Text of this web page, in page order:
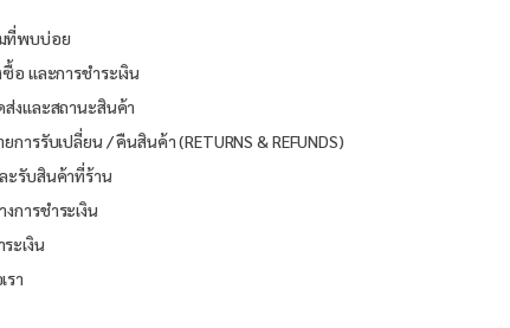
ที่พบบ่อย
ซื้อ และการชำระเงิน
ส่งและสถานะสินค้า
การรับเปลี่ยน / คืนสินค้า (RETURNS & REFUNDS)
ะรับสินค้าที่ร้าน
การชำระเงิน
ะเงิน
รา